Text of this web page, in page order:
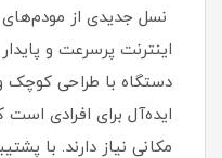
اینترنت پرسرعت و
دستگاه با طراحی کوچک
ایده‌آل برای افرادی